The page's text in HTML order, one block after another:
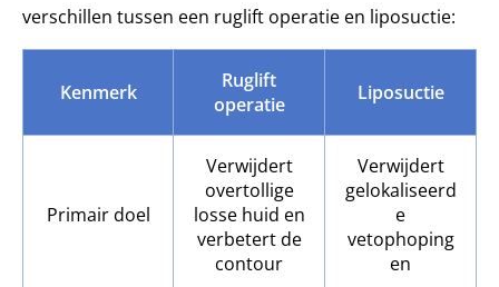
verschillen tussen een ruglift operatie en liposuctie:
Kenmerk
Ruglift
operatie
Liposuctie
Primair doel
Verwijdert
overtollige
losse huid en
verbetert de
contour
Verwijdert
gelokaliseerd
e
vetophoping
en